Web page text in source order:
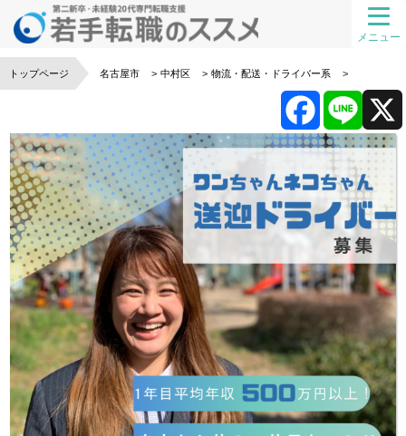
メニュー
トップページ 名古屋市 中村区 物流・配送・ドライバー系
a
e
o
o
e